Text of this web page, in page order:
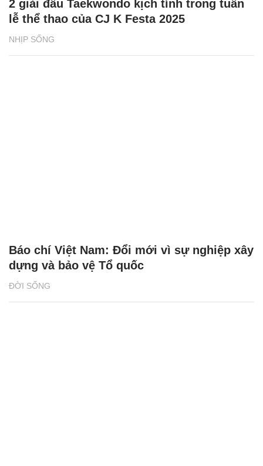
NHỊP SỐNG
2 giải đấu Taekwondo kịch tính trong tuần
lễ thể thao của CJ K Festa 2025
ĐỜI SỐNG
Báo chí Việt Nam: Đổi mới vì sự nghiệp xây
dựng và bảo vệ Tổ quốc